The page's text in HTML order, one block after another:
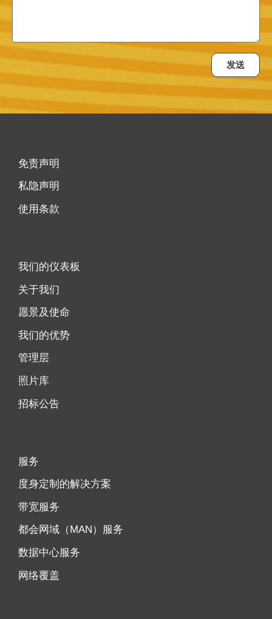
发送
免责声明
私隐声明
使用条款
我们的仪表板
关于我们
愿景及使命
我们的优势
管理层
照片库
招标公告
服务
度身定制的解决方案
带宽服务
都会网域（MAN）服务
数据中心服务
网络覆盖